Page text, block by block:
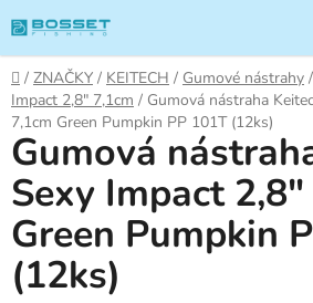
na
obsah
Domů
/ ZNAČKY / KEITECH / Gumové nástrahy /
Impact 2,8" 7,1cm / Gumová nástraha
7,1cm Green Pumpkin PP 101T (12ks)
Gumová
Sexy Impact 2,8"
Green Pumpkin
(12ks)